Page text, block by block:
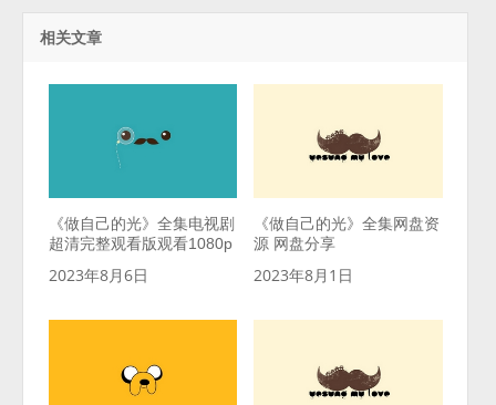
相关文章
《做自己的光》全集电视剧
超清完整观看版观看1080p
2023年8月6日
《做自己的光》全集网盘资
源 网盘分享
2023年8月1日